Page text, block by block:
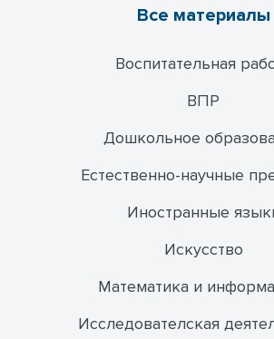
Все материалы
Воспитательная
ВПР
Дошкольное
Естественно-научные
Иностранные
Искусство
Математика и
Исследователская